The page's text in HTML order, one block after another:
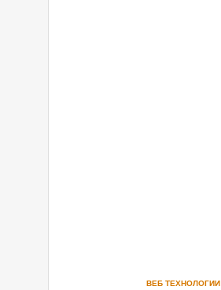
ВЕБ ТЕХНОЛОГИИ